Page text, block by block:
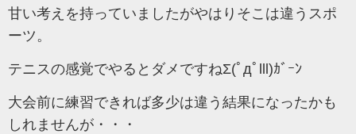
甘い考えを持っていましたがやはりそこは違うスポ
ーツ。
テニスの感覚でやるとダメですねΣ(ﾟдﾟlll)ｶﾞｰﾝ
大会前に練習できれば多少は違う結果になったかも
しれませんが・・・